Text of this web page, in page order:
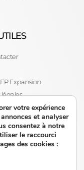
Expansion
confidentialité
QUALIOPI
votre expérience
et analyser
consentez à notre
le raccourci
des cookies :